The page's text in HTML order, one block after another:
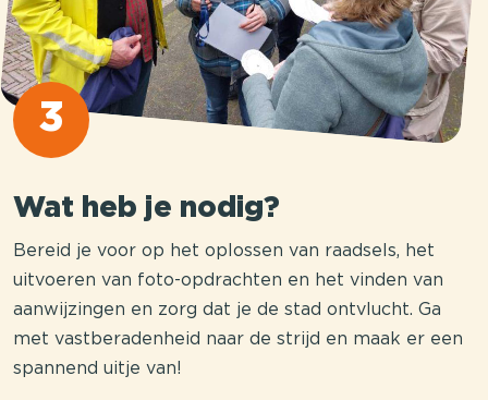
3
Wat heb je nodig?
Bereid je voor op het oplossen van raadsels, het
uitvoeren van foto-opdrachten en het vinden van
aanwijzingen en zorg dat je de stad ontvlucht. Ga
met vastberadenheid naar de strijd en maak er een
spannend uitje van!